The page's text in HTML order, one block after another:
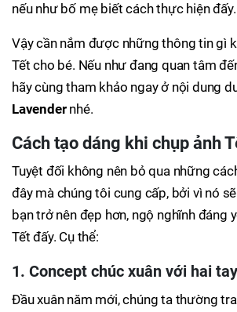
nếu như bố mẹ biết cách thực hiện đấy.
Vậy cần nắm được những thông tin gì
Tết cho bé. Nếu như đang quan tâm
hãy cùng tham khảo ngay ở nội dung
Lavendernhé.
Cách tạo dáng khi chụp ảnh
Tuyệt đối không nên bỏ qua những
đây mà chúng tôi cung cấp, bởi vì nó
bạn trở nên đẹp hơn, ngộ nghĩnh đáng
Tết đấy. Cụ thể:
1. Concept chúc xuân với hai
Đầu xuân năm mới, chúng ta thường